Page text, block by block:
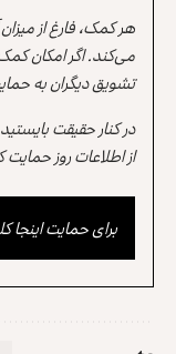
هر کمک، فارغ از
می‌کند. اگر امکان
تشویق دیگران به
در کنار حقیقت بایستید
از اطلاعات روز حمایت
برای حمایت اینجا